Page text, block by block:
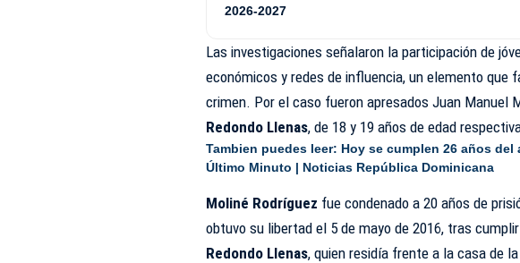
2026-2027
Las investigaciones señalaron la participación de
económicos y redes de influencia, un elemento que
crimen. Por el caso fueron apresados Juan Manuel
Redondo Llenas, de 18 y 19 años de edad
Tambien puedes leer: Hoy se cumplen 26 años
Último Minuto | Noticias República Dominicana
Moliné Rodríguez fue condenado a 20 años de
obtuvo su libertad el 5 de mayo de 2016, tras
Redondo Llenas, quien residía frente a la casa de